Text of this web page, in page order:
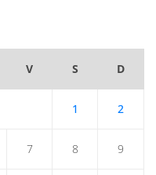
V S D
1 2
7 8 9